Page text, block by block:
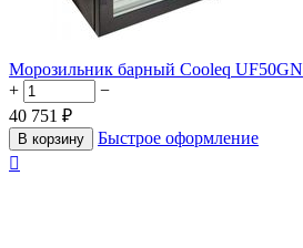
Морозильник барный Cooleq UF50GN
+
−
40 751 ₽
В корзину
Быстрое оформление
